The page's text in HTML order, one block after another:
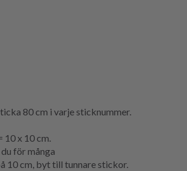
80 cm i varje sticknummer.
10 x 10 cm.
för många
10 cm, byt till tunnare stickor.